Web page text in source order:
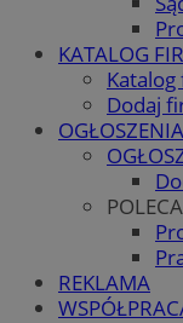
KATALOG
Dodaj
OGŁOSZENIA
REKLAMA